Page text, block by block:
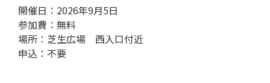
開催日：2026年9月5日
参加費：無料
場所：芝生広場 西入口付近
申込：不要